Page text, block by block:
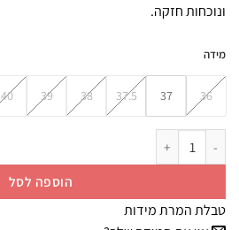
ונוכחות חזקה.
מידה
36
37
37.5
38
39
40
כמות של סניקרס קונברס גבוהות לנשים שחור CONVERSE / CTAS LIFT DOUBLE STACK HI
הוספה לסל
טבלת המרת מידות